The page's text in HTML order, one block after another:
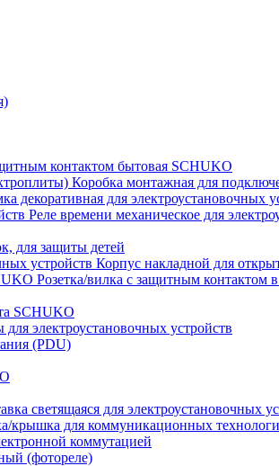
контактом бытовая SCHUKO
Коробка монтажная для
декоративная для электроустановочных
Реле времени механическое для
для защиты детей
Корпус накладной для
Розетка/вилка с защитным контактом
SCHUKO
для электроустановочных устройств
(PDU)
светящаяся для электроустановочных
крышка для коммуникационных
коммутацией
(фотореле)